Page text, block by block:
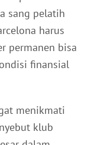
sang pelatih
harus
permanen bisa
finansial
menikmati
klub